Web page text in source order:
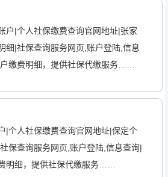
户|个人社保缴费查询官网地址|张家
细|社保查询服务网页,账户登陆,信息
缴费明细，提供社保代缴服务……
|个人社保缴费查询官网地址|保定个
保查询服务网页,账户登陆,信息查询|
明细，提供社保代缴服务……